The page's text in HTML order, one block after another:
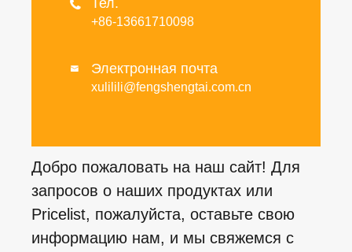
 Тел.
+86-13661710098
 Электронная почта
xulilili@fengshengtai.com.cn
Добро пожаловать на наш сайт! Для
запросов о наших продуктах или
Pricelist, пожалуйста, оставьте свою
информацию нам, и мы свяжемся с